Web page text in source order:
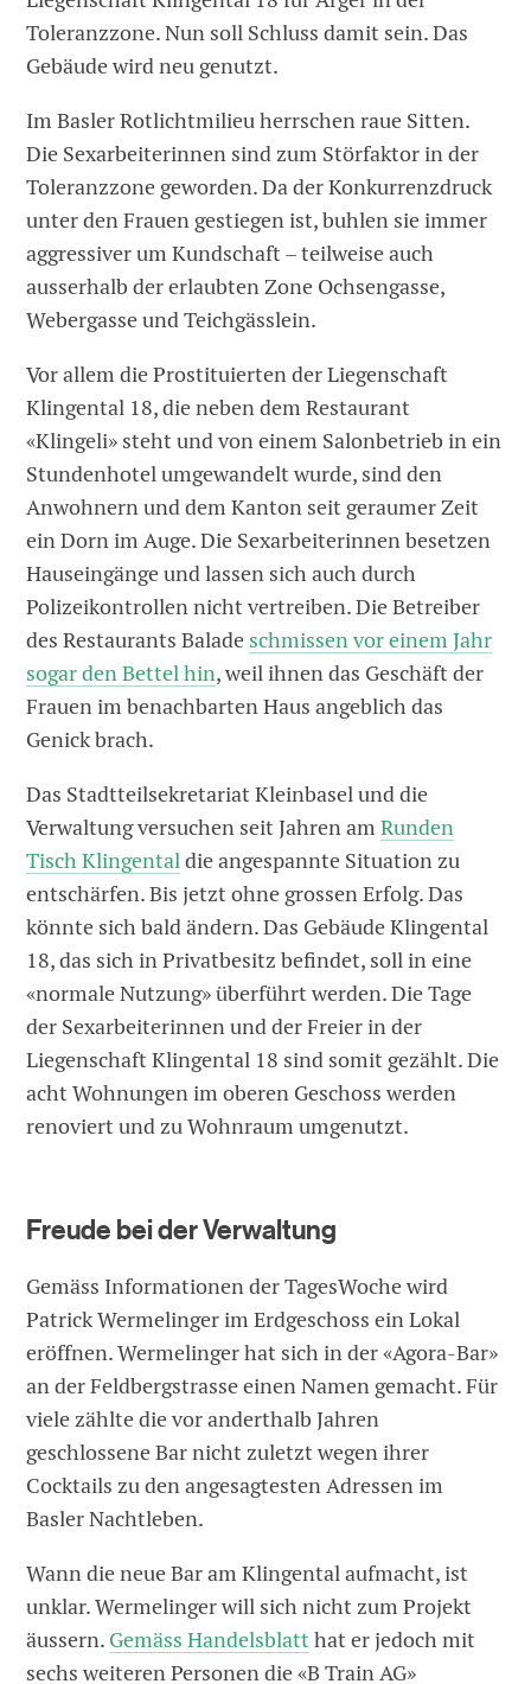
Toleranzzone. Nun soll Schluss damit sein. Das
Gebäude wird neu genutzt.
Im Basler Rotlichtmilieu herrschen raue Sitten.
Die Sexarbeiterinnen sind zum Störfaktor in der
Toleranzzone geworden. Da der Konkurrenzdruck
unter den Frauen gestiegen ist, buhlen sie immer
aggressiver um Kundschaft – teilweise auch
ausserhalb der erlaubten Zone Ochsengasse,
Webergasse und Teichgässlein.
Vor allem die Prostituierten der Liegenschaft
Klingental 18, die neben dem Restaurant
«Klingeli» steht und von einem Salonbetrieb in ein
Stundenhotel umgewandelt wurde, sind den
Anwohnern und dem Kanton seit geraumer Zeit
ein Dorn im Auge. Die Sexarbeiterinnen besetzen
Hauseingänge und lassen sich auch durch
Polizeikontrollen nicht vertreiben. Die Betreiber
des Restaurants Balade schmissen vor einem Jahr
sogar den Bettel hin, weil ihnen das Geschäft der
Frauen im benachbarten Haus angeblich das
Genick brach.
Das Stadtteilsekretariat Kleinbasel und die
Verwaltung versuchen seit Jahren amRunden
Tisch Klingentaldie angespannte Situation zu
entschärfen. Bis jetzt ohne grossen Erfolg. Das
könnte sich bald ändern. Das Gebäude Klingental
18, das sich in Privatbesitz befindet, soll in eine
«normale Nutzung» überführt werden. Die Tage
der Sexarbeiterinnen und der Freier in der
Liegenschaft Klingental 18 sind somit gezählt. Die
acht Wohnungen im oberen Geschoss werden
renoviert und zu Wohnraum umgenutzt.
Freude bei der Verwaltung
Gemäss Informationen der TagesWoche wird
Patrick Wermelinger im Erdgeschoss ein Lokal
eröffnen. Wermelinger hat sich in der «Agora-Bar»
an der Feldbergstrasse einen Namen gemacht. Für
viele zählte die vor anderthalb Jahren
geschlossene Bar nicht zuletzt wegen ihrer
Cocktails zu den angesagtesten Adressen im
Basler Nachtleben.
Wann die neue Bar am Klingental aufmacht, ist
unklar. Wermelinger will sich nicht zum Projekt
äussern. Gemäss Handelsblatthat er jedoch mit
sechs weiteren Personen die «B Train AG»